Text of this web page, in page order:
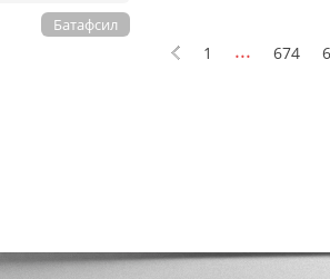
1 ... 674
Батафсил